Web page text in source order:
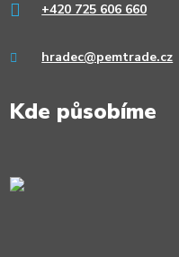
+420 725 606 660
hradec@pemtrade.cz
Kde působíme